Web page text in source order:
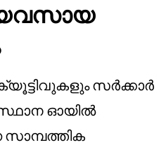
സർക്കാർ
ഓയിൽ
സാമ്പത്തിക